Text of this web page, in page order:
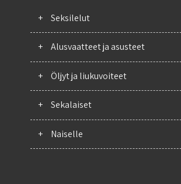
+ Seksilelut
+ Alusvaatteet ja asusteet
+ Öljyt ja liukuvoiteet
+ Sekalaiset
+ Naiselle